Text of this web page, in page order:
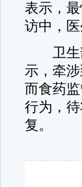
表示，
访中，
卫生部
示，牵
而食药
行为，
复。